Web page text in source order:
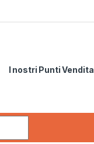
I nostri Punti Vendita